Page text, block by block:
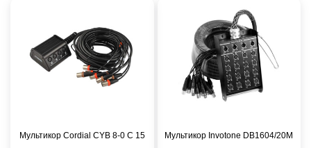
Мультикор Cordial CYB 8-0 C 15 Мультикор Invotone DB1604/20M